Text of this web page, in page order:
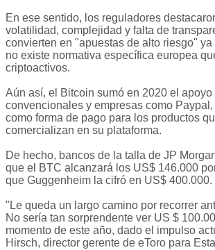
En ese sentido, los reguladores
volatilidad, complejidad y falta de
convierten en "apuestas de alto riesgo" ya
no existe normativa específica europea
criptoactivos.
Aún así, el Bitcoin sumó en 2020 el
convencionales y empresas como
como forma de pago para los productos
comercializan en su plataforma.
De hecho, bancos de la talla de JP
que el BTC alcanzará los US$ 146.000
que Guggenheim la cifró en US$ 400.000.
"Le queda un largo camino por recorrer
No sería tan sorprendente ver US $
momento de este año, dado el impulso
Hirsch, director gerente de eToro para